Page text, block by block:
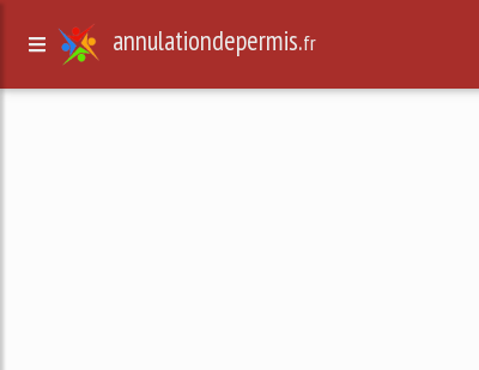
annulationdepermis.fr